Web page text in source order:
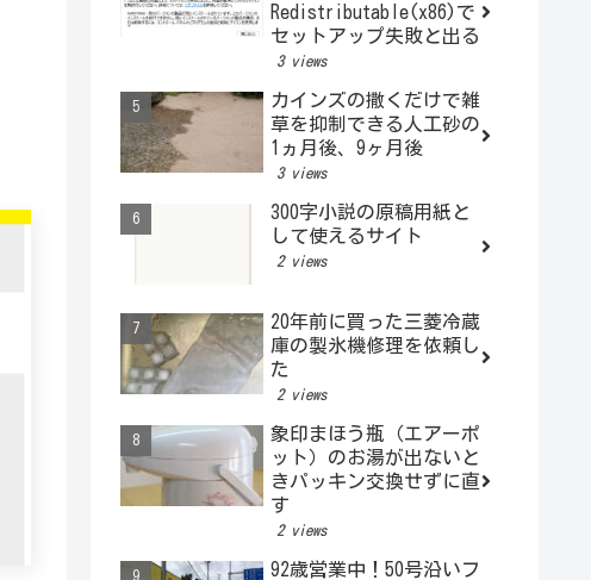
Redistributable(x86)で
セットアップ失敗と出る
3 views
カインズの撒くだけで雑
草を抑制できる人工砂の
1ヵ月後、9ヶ月後
3 views
300字小説の原稿用紙と
して使えるサイト
2 views
20年前に買った三菱冷蔵
庫の製氷機修理を依頼し
た
2 views
象印まほう瓶（エアーポ
ット）のお湯が出ないと
きパッキン交換せずに直
す
2 views
92歳営業中！50号沿いフ